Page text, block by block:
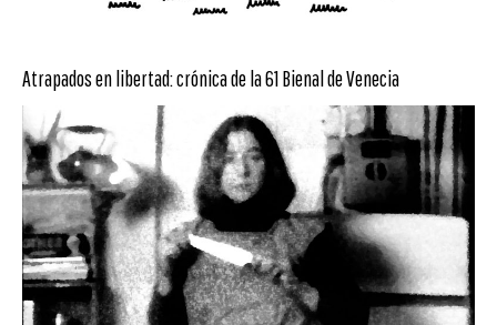
Atrapados en libertad: crónica de la 61 Bienal de Venecia